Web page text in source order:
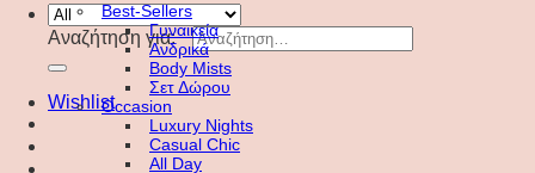
Αναζήτηση για:
Wishlist
Best-Sellers
Γυναικεία
Ανδρικά
Body Mists
Σετ Δώρου
Occasion
Luxury Nights
Casual Chic
All Day